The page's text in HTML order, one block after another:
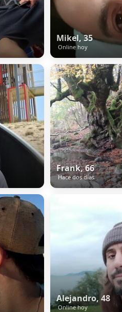
Mikel, 35
Online hoy
Frank, 66
Hace dos días
Alejandro, 48
Online hoy